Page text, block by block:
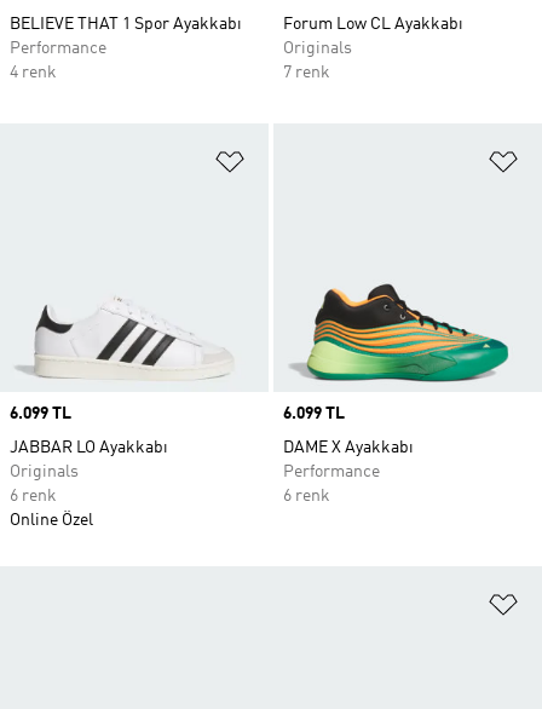
BELIEVE THAT 1 Spor Ayakkabı
Performance
4 renk
Forum Low CL Ayakkabı
Originals
7 renk
Price
6.099 TL
JABBAR LO Ayakkabı
Originals
6 renk
Online Özel
Price
6.099 TL
DAME X Ayakkabı
Performance
6 renk